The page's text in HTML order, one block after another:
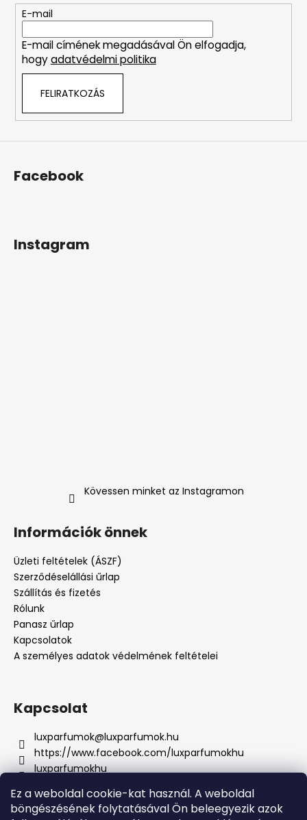
Ez a weboldal cookie-kat használ. A weboldal
böngészésének folytatásával Ön beleegyezik azok
E-mail
E-mail címének megadásával Ön elfogadja,
hogyadatvédelmi politika
FELIRATKOZÁS
Facebook
Instagram
Kövessen minket az Instagramon
Információk önnek
Üzleti feltételek (ÁSZF)
Szerződéselállási űrlap
Szállítás és fizetés
Rólunk
Panasz űrlap
Kapcsolatok
A személyes adatok védelmének feltételei
Kapcsolat
luxparfumok@luxparfumok.hu
https://www.facebook.com/luxparfumokhu
luxparfumokhu